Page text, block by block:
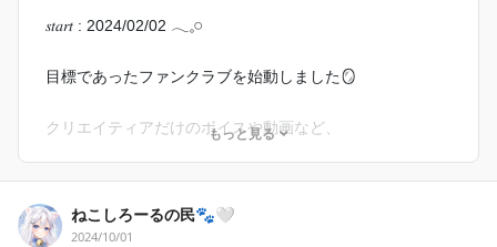
𝑠𝑡𝑎𝑟𝑡 : 2024/02/02 𓂃𓈒𓏸︎︎︎︎
目標であったファンクラブを始動しました🪞
クリエイティアだけのボイスや動画など、
これからもよろしくね💍
好きでいてくれる皆がだーいすきだよ
もっと見る
ねこしろーるの民🐾🤍
2024/10/01